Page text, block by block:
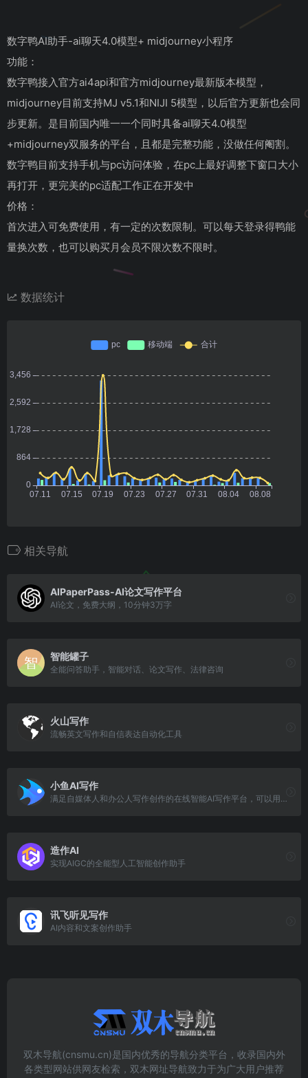
数字鸭AI助手-ai聊天4.0模型+ midjourney小程序
功能：
数字鸭接入官方ai4api和官方midjourney最新版本模型，
midjourney目前支持MJ v5.1和NIJI 5模型，以后官方更新也会同
步更新。是目前国内唯一一个同时具备ai聊天4.0模型
+midjourney双服务的平台，且都是完整功能，没做任何阉割。
数字鸭目前支持手机与pc访问体验，在pc上最好调整下窗口大小
再打开，更完美的pc适配工作正在开发中
价格：
首次进入可免费使用，有一定的次数限制。可以每天登录得鸭能
量换次数，也可以购买月会员不限次数不限时。
数据统计
相关导航
AIPaperPass-AI论文写作平台
AI论文，免费大纲，10分钟3万字
智能罐子
全能问答助手，智能对话、论文写作、法律咨询
火山写作
流畅英文写作和自信表达自动化工具
小鱼AI写作
满足自媒体人和办公人写作创作的在线智能AI写作平台，可以用AI自动生成高质量原创内容，内容创作覆盖多种类型，满足不同场景、人群的AI创作需求以及提供个性化的自定
造作AI
实现AIGC的全能型人工智能创作助手
讯飞听见写作
AI内容和文案创作助手
双木导航(cnsmu.cn)是国内优秀的导航分类平台，收录国内外
各类型网站供网友检索，双木网址导航致力于为广大用户推荐